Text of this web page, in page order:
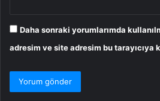
Daha sonraki yorumlarımda
adresim ve site adresim bu tarayıcıya